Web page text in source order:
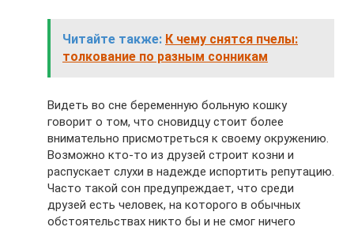
Читайте также: К чему снятся пчелы:
толкование по разным сонникам
Видеть во сне беременную больную кошку
говорит о том, что сновидцу стоит более
внимательно присмотреться к своему окружению.
Возможно кто-то из друзей строит козни и
распускает слухи в надежде испортить репутацию.
Часто такой сон предупреждает, что среди
друзей есть человек, на которого в обычных
обстоятельствах никто бы и не смог ничего